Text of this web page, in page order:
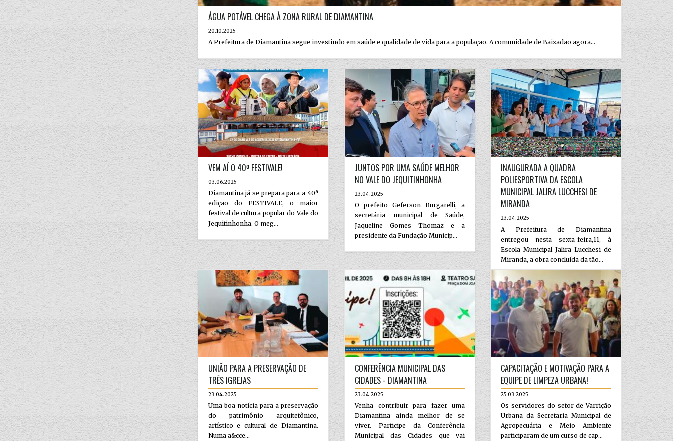
ÁGUA POTÁVEL CHEGA À ZONA RURAL DE DIAMANTINA
20.10.2025
A Prefeitura de Diamantina segue investindo em saúde e qualidade de vida para a população. A comunidade de Baixadão agora...
VEM AÍ O 40º FESTIVALE!
03.06.2025
Diamantina já se prepara para a 40ª
edição do FESTIVALE, o maior
festival de cultura popular do Vale do
Jequitinhonha. O meg...
JUNTOS POR UMA SAÚDE MELHOR
NO VALE DO JEQUITINHONHA
23.04.2025
O prefeito Geferson Burgarelli, a
secretária municipal de Saúde,
Jaqueline Gomes Thomaz e a
presidente da Fundação Municip...
INAUGURADA A QUADRA
POLIESPORTIVA DA ESCOLA
MUNICIPAL JALIRA LUCCHESI DE
MIRANDA
23.04.2025
A Prefeitura de Diamantina
entregou nesta sexta-feira,11, à
Escola Municipal Jalira Lucchesi de
Miranda, a obra concluída da tão...
UNIÃO PARA A PRESERVAÇÃO DE
TRÊS IGREJAS
23.04.2025
Uma boa notícia para a preservação
do patrimônio arquitetônico,
artístico e cultural de Diamantina.
Numa a&cce...
CONFERÊNCIA MUNICIPAL DAS
CIDADES - DIAMANTINA
23.04.2025
Venha contribuir para fazer uma
Diamantina ainda melhor de se
viver. Participe da Conferência
Municipal das Cidades que vai
CAPACITAÇÃO E MOTIVAÇÃO PARA A
EQUIPE DE LIMPEZA URBANA!
25.03.2025
Os servidores do setor de Varrição
Urbana da Secretaria Municipal de
Agropecuária e Meio Ambiente
participaram de um curso de cap...